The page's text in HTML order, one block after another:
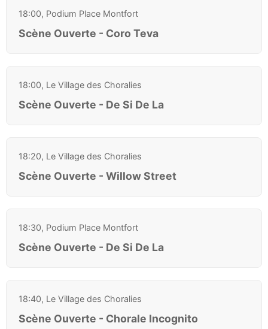
18:00, Podium Place Montfort
Scène Ouverte - Coro Teva
18:00, Le Village des Choralies
Scène Ouverte - De Si De La
18:20, Le Village des Choralies
Scène Ouverte - Willow Street
18:30, Podium Place Montfort
Scène Ouverte - De Si De La
18:40, Le Village des Choralies
Scène Ouverte - Chorale Incognito